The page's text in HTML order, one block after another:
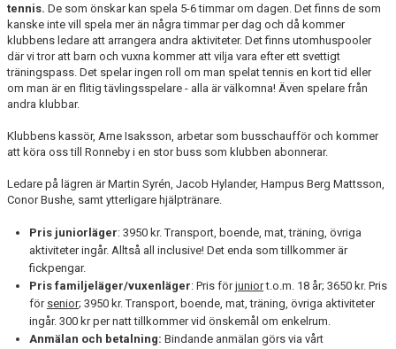
tennis. De som önskar kan spela 5-6 timmar om dagen. Det finns de som
kanske inte vill spela mer än några timmar per dag och då kommer
klubbens ledare att arrangera andra aktiviteter. Det finns utomhuspooler
där vi tror att barn och vuxna kommer att vilja vara efter ett svettigt
träningspass. Det spelar ingen roll om man spelat tennis en kort tid eller
om man är en flitig tävlingsspelare - alla är välkomna! Även spelare från
andra klubbar.
Klubbens kassör, Arne Isaksson, arbetar som busschaufför och kommer
att köra oss till Ronneby i en stor buss som klubben abonnerar.
Ledare på lägren är Martin Syrén, Jacob Hylander, Hampus Berg Mattsson,
Conor Bushe, samt ytterligare hjälptränare.
Pris juniorläger: 3950 kr. Transport, boende, mat, träning, övriga
aktiviteter ingår. Alltså all inclusive! Det enda som tillkommer är
fickpengar.
Pris familjeläger/vuxenläger: Pris förjuniort.o.m. 18 år; 3650 kr. Pris
för senior; 3950 kr. Transport, boende, mat, träning, övriga aktiviteter
ingår. 300 kr per natt tillkommer vid önskemål om enkelrum.
Anmälan och betalning: Bindande anmälan görs via vårt